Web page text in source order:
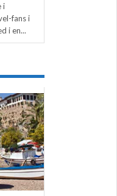
i
fans i
i en...